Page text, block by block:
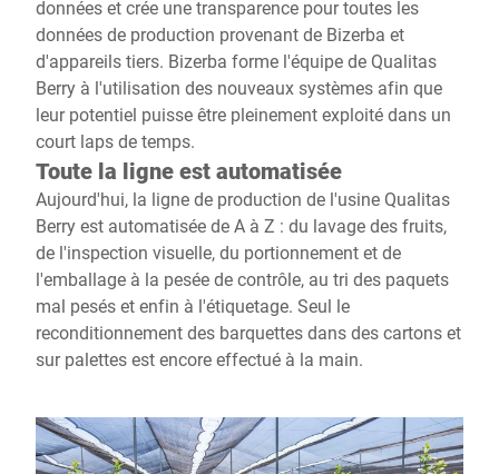
données et crée une transparence pour toutes les
données de production provenant de Bizerba et
d'appareils tiers. Bizerba forme l'équipe de Qualitas
Berry à l'utilisation des nouveaux systèmes afin que
leur potentiel puisse être pleinement exploité dans un
court laps de temps.
Toute la ligne est automatisée
Aujourd'hui, la ligne de production de l'usine Qualitas
Berry est automatisée de A à Z : du lavage des fruits,
de l'inspection visuelle, du portionnement et de
l'emballage à la pesée de contrôle, au tri des paquets
mal pesés et enfin à l'étiquetage. Seul le
reconditionnement des barquettes dans des cartons et
sur palettes est encore effectué à la main.